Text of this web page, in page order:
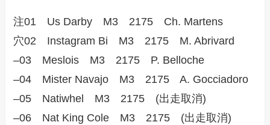
注01 Us Darby M3 2175 Ch. Martens
穴02 Instagram Bi M3 2175 M. Abrivard
–03 Meslois M3 2175 P. Belloche
–04 Mister Navajo M3 2175 A. Gocciadoro
–05 Natiwhel M3 2175 (出走取消)
–06 Nat King Cole M3 2175 (出走取消)